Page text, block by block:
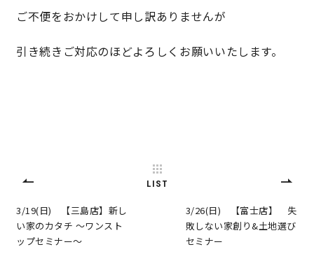
ラインナップ
nattoku住宅25周年記念モデル
Blue Style
ご不便をおかけして申し訳ありませんが
引き続きご対応のほどよろしくお願いいたします。
3/19(日) 【三島店】新し
い家のカタチ 〜ワンスト
ップセミナー〜
LIST
3/26(日) 【富士店】 失
敗しない家創り&土地選び
セミナー